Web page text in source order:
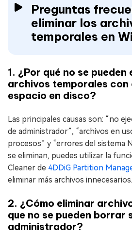
Preguntas
eliminar los
temporales en
1. ¿Por qué no se pueden
archivos temporales con
espacio en disco?
Las principales causas son: “no
de administrador”, “archivos en
procesos” y “errores del sistema
se eliminan, puedes utilizar la
Cleaner de 4DDiG Partition
eliminar más archivos innecesarios.
2. ¿Cómo eliminar
que no se pueden borrar
administrador?